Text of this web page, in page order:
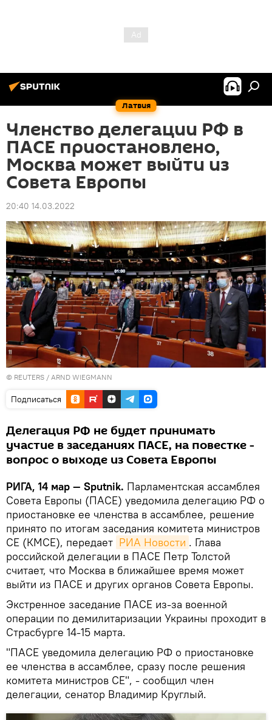
Латвия
Членство делегации РФ в
ПАСЕ приостановлено,
Москва может выйти из
Совета Европы
20:40 14.03.2022
© REUTERS / ARND WIEGMANN
Подписаться
Делегация РФ не будет принимать
участие в заседаниях ПАСЕ, на повестке -
вопрос о выходе из Совета Европы
РИГА, 14 мар — Sputnik. Парламентская ассамблея
Совета Европы (ПАСЕ) уведомила делегацию РФ о
приостановке ее членства в ассамблее, решение
принято по итогам заседания комитета министров
СЕ (КМСЕ), передает РИА Новости . Глава
российской делегации в ПАСЕ Петр Толстой
считает, что Москва в ближайшее время может
выйти из ПАСЕ и других органов Совета Европы.
Экстренное заседание ПАСЕ из-за военной
операции по демилитаризации Украины проходит в
Страсбурге 14-15 марта.
"ПАСЕ уведомила делегацию РФ о приостановке
ее членства в ассамблее, сразу после решения
комитета министров СЕ", - сообщил член
делегации, сенатор Владимир Круглый.